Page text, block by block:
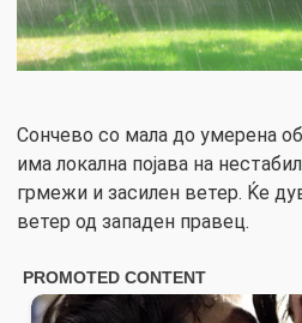
Сончево со мала до умерена
има локална појава на
грмежи и засилен ветер. Ќе
ветер од западен правец.